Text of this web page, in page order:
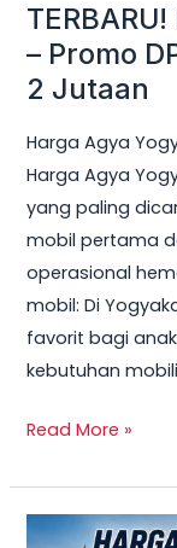
– Promo
2 Jutaan
Harga Agya
Harga Agya
yang paling
mobil pertama
operasional
mobil: Di
favorit bagi
kebutuhan
2
Jutaan
Read More »
TERBARU!